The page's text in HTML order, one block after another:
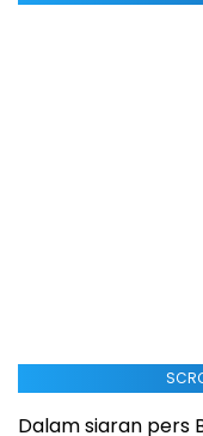
Dalam siaran pers